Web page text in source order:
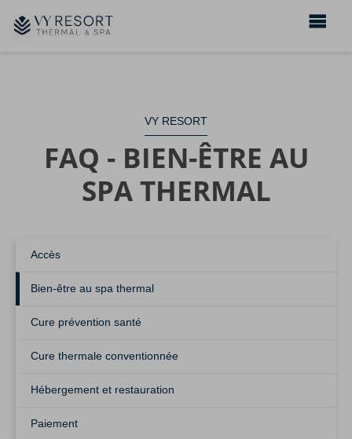
VY RESORT
FAQ - BIEN-ÊTRE AU
SPA THERMAL
Accès
Bien-être au spa thermal
Cure prévention santé
Cure thermale conventionnée
Hébergement et restauration
Paiement